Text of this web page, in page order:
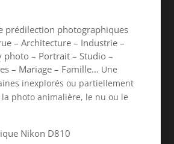
prédilection photographiques
– Architecture – Industrie –
photo – Portrait – Studio –
– Mariage – Famille… Une
inexplorés ou partiellement
photo animalière, le nu ou le
Nikon D810